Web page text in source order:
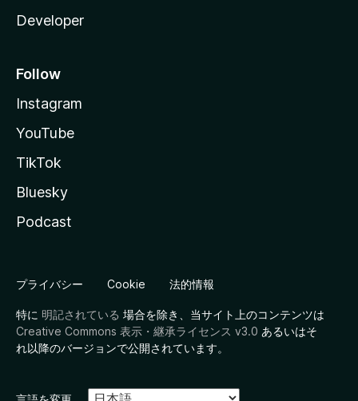
Developer
Follow
Instagram
YouTube
TikTok
Bluesky
Podcast
プライバシー Cookie 法的情報
特に 明記されている 場合を除き、当サイト上のコンテンツは
Creative Commons 表示・継承ライセンス v3.0 あるいはそ
れ以降のバージョンで公開されています。